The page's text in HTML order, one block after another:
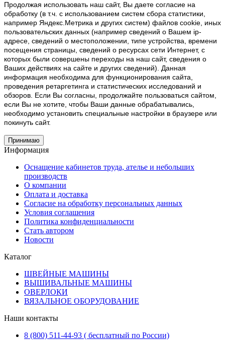
Продолжая использовать наш cайт, Вы даете согласие на
обработку (в т.ч. с использованием систем сбора статистики,
например Яндекс.Метрика и других систем) файлов cookie, иных
пользовательских данных (например сведений о Вашем ip-
адресе, сведений о местоположении, типе устройства, времени
посещения страницы, сведений о ресурсах сети Интернет, с
которых были совершены переходы на наш сайт, сведения о
Ваших действиях на сайте и других сведений). Данная
информация необходима для функционирования сайта,
проведения ретаргетинга и статистических исследований и
обзоров. Если Вы согласны, продолжайте пользоваться сайтом,
если Вы не хотите, чтобы Ваши данные обрабатывались,
необходимо установить специальные настройки в браузере или
покинуть сайт.
Принимаю
Информация
Оснащение кабинетов труда, ателье и небольших
производств
О компании
Оплата и доставка
Согласие на обработку персональных данных
Условия соглашения
Политика конфиденциальности
Стать автором
Новости
Каталог
ШВЕЙНЫЕ МАШИНЫ
ВЫШИВАЛЬНЫЕ МАШИНЫ
ОВЕРЛОКИ
ВЯЗАЛЬНОЕ ОБОРУДОВАНИЕ
Наши контакты
8 (800) 511-44-93 ( бесплатный по России)